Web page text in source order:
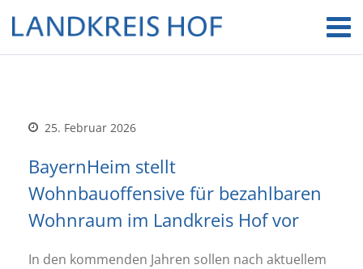
25. Februar 2026
BayernHeim stellt
Wohnbauoffensive für bezahlbaren
Wohnraum im Landkreis Hof vor
In den kommenden Jahren sollen nach aktuellem